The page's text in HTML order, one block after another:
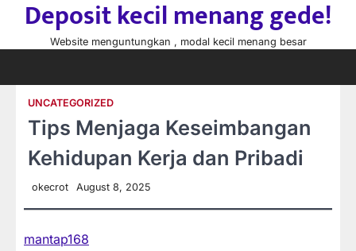
content
Deposit kecil menang gede!
Website menguntungkan , modal kecil menang besar
UNCATEGORIZED
Tips Menjaga Keseimbangan
Kehidupan Kerja dan Pribadi
okecrot August 8, 2025
mantap168